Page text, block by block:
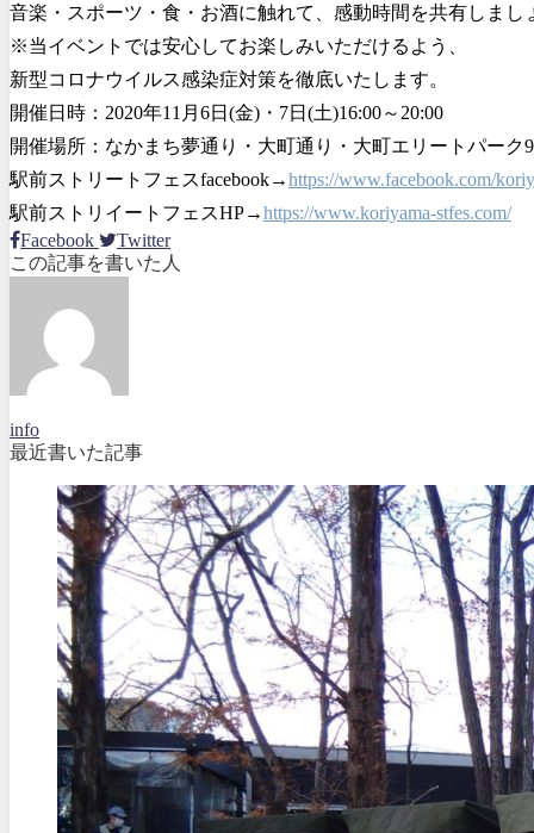
音楽・スポーツ・食・お酒に触れて、感動時間を共有しまし
※当イベントでは安心してお楽しみいただけるよう、
新型コロナウイルス感染症対策を徹底いたします。
開催日時：2020年11月6日(金)・7日(土)16:00～20:00
開催場所：なかまち夢通り・大町通り・大町エリートパーク
駅前ストリートフェスfacebook→https://www.facebook.com/
駅前ストリイートフェスHP→https://www.koriyama-stfes.com/
Facebook
Twitter
この記事を書いた人
info
最近書いた記事